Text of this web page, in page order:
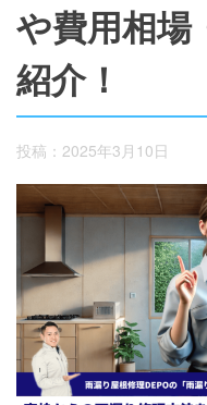
や費用相場
紹介！
投稿：2025年3月10日